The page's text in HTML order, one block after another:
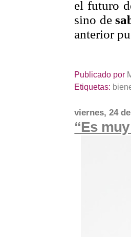
el futuro
sino de
anterior
Publicado por
Etiquetas:
viernes, 24
“Es